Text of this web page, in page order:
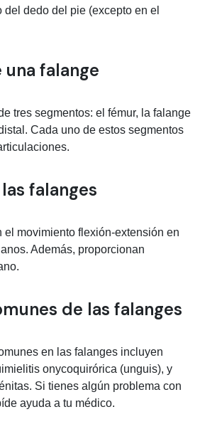
dedo del pie (excepto en el
falange
tres segmentos: el fémur, la falange
Cada uno de estos segmentos
falanges
el movimiento flexión-extensión en
Además, proporcionan
de las falanges
en las falanges incluyen
onycoquirórica (unguis), y
Si tienes algún problema con
ayuda a tu médico.